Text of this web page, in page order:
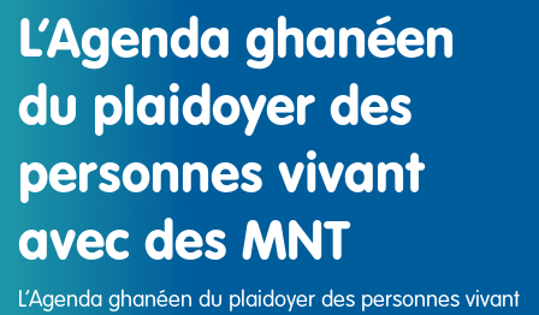
L’Agenda ghanéen
du plaidoyer des
personnes vivant
avec des MNT
L’Agenda ghanéen du plaidoyer des personnes vivant